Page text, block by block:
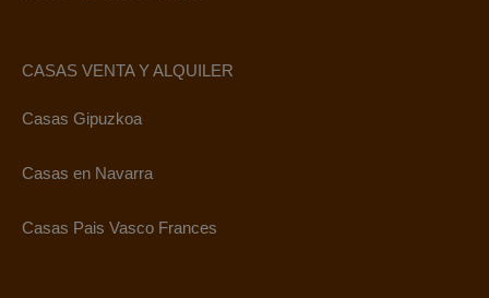
CASAS VENTA Y ALQUILER
Casas Gipuzkoa
Casas en Navarra
Casas Pais Vasco Frances